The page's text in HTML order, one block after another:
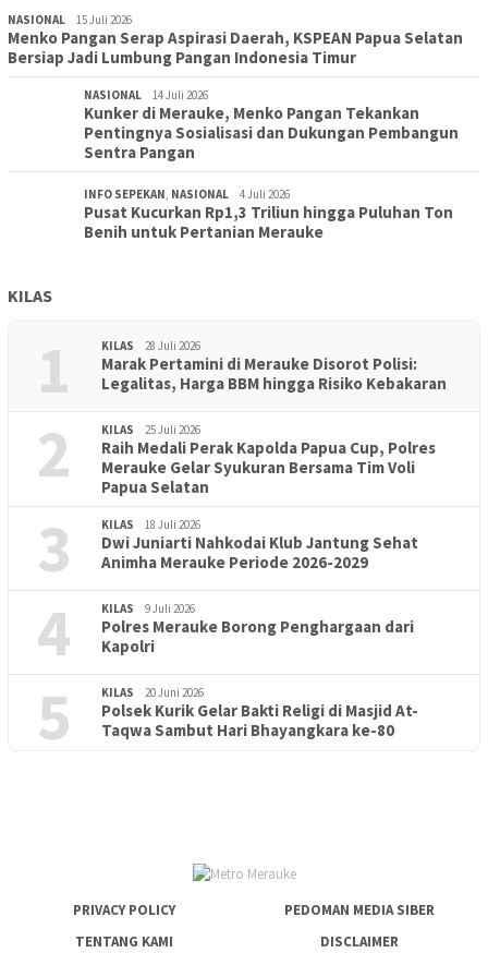
NASIONAL 15 Juli 2026
Menko Pangan Serap Aspirasi Daerah, KSPEAN Papua Selatan
Bersiap Jadi Lumbung Pangan Indonesia Timur
NASIONAL 14 Juli 2026
Kunker di Merauke, Menko Pangan Tekankan
Pentingnya Sosialisasi dan Dukungan Pembangun
Sentra Pangan
INFO SEPEKAN, NASIONAL 4 Juli 2026
Pusat Kucurkan Rp1,3 Triliun hingga Puluhan Ton
Benih untuk Pertanian Merauke
KILAS
1 KILAS 28 Juli 2026
Marak Pertamini di Merauke Disorot Polisi:
Legalitas, Harga BBM hingga Risiko Kebakaran
2 KILAS 25 Juli 2026
Raih Medali Perak Kapolda Papua Cup, Polres
Merauke Gelar Syukuran Bersama Tim Voli
Papua Selatan
3 KILAS 18 Juli 2026
Dwi Juniarti Nahkodai Klub Jantung Sehat
Animha Merauke Periode 2026-2029
4 KILAS 9 Juli 2026
Polres Merauke Borong Penghargaan dari
Kapolri
5 KILAS 20 Juni 2026
Polsek Kurik Gelar Bakti Religi di Masjid At-
Taqwa Sambut Hari Bhayangkara ke-80
PENDIDIKAN 18 Juni 2026
Lepas Puluhan Peserta Didik, TK Yapis 2 Merauke Siapkan
PRIVACY POLICY
PEDOMAN MEDIA SIBER
TENTANG KAMI
DISCLAIMER